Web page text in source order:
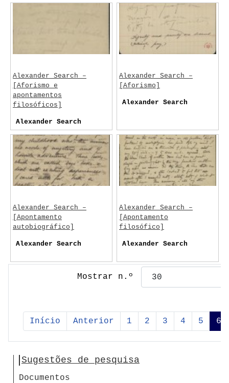
Mostrar n.º
Início Anterior 1 2 3 4 5 6
Alexander Search –
[Aforismo e
apontamentos
filosóficos]
Alexander Search
Alexander Search –
[Aforismo]
Alexander Search
Alexander Search –
[Apontamento
autobiográfico]
Alexander Search
Alexander Search –
[Apontamento
filosófico]
Alexander Search
Sugestões de pesquisa
Documentos